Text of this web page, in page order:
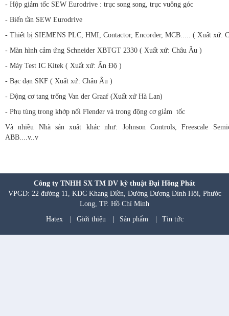
- Hộp giảm tốc SEW Eurodrive : trục song song, trục vuông góc
- Biến tần SEW Eurodrive
- Thiết bị SIEMENS PLC, HMI, Contactor, Encorder, MCB..... ( Xuất xứ:
- Màn hình cảm ứng Schneider XBTGT 2330 ( Xuất xứ: Châu Âu )
- Máy Test IC Kitek ( Xuất xứ: Ấn Độ )
- Bạc đạn SKF ( Xuất xứ: Châu Âu )
- Động cơ tang trống Van der Graaf (Xuất xứ Hà Lan)
- Phụ tùng trong khớp nối Flender và trong động cơ giảm tốc
Và nhiều Nhà sản xuất khác như: Johnson Controls, Freescale
ABB....v..v
Công ty TNHH SX TM DV kỹ thuật Đại Hồng Phát
VPGD: 22 đường 11, KDC Khang Điền, Đường Dương Đình Hội, Phước
Long, TP. Hồ Chí Minh
Hatex
Giới thiệu Sản phẩm Tin tức